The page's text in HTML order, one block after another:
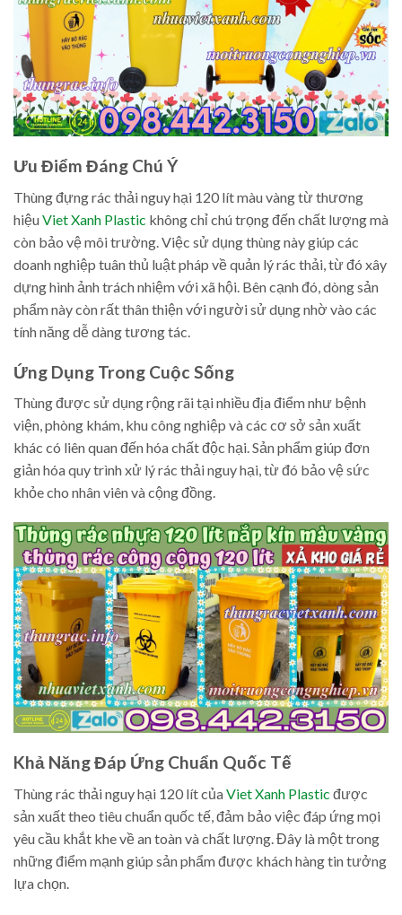
Ưu Điểm Đáng Chú Ý
Thùng đựng rác thải nguy hại 120 lít màu vàng từ thương
hiệuViet Xanh Plastic không chỉ chú trọng đến chất lượng mà
còn bảo vệ môi trường. Việc sử dụng thùng này giúp các
doanh nghiệp tuân thủ luật pháp về quản lý rác thải, từ đó xây
dựng hình ảnh trách nhiệm với xã hội. Bên cạnh đó, dòng sản
phẩm này còn rất thân thiện với người sử dụng nhờ vào các
tính năng dễ dàng tương tác.
Ứng Dụng Trong Cuộc Sống
Thùng được sử dụng rộng rãi tại nhiều địa điểm như bệnh
viện, phòng khám, khu công nghiệp và các cơ sở sản xuất
khác có liên quan đến hóa chất độc hại. Sản phẩm giúp đơn
giản hóa quy trình xử lý rác thải nguy hại, từ đó bảo vệ sức
khỏe cho nhân viên và cộng đồng.
Khả Năng Đáp Ứng Chuẩn Quốc Tế
Thùng rác thải nguy hại 120 lít củaViet Xanh Plastic được
sản xuất theo tiêu chuẩn quốc tế, đảm bảo việc đáp ứng mọi
yêu cầu khắt khe về an toàn và chất lượng. Đây là một trong
những điểm mạnh giúp sản phẩm được khách hàng tin tưởng
lựa chọn.